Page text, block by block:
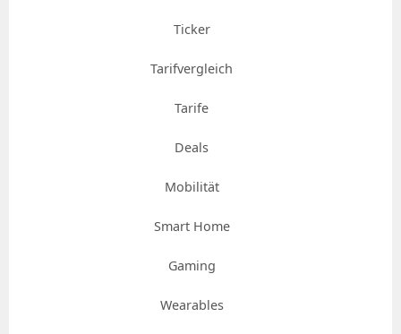
Ticker
Tarifvergleich
Tarife
Deals
Mobilität
Smart Home
Gaming
Wearables